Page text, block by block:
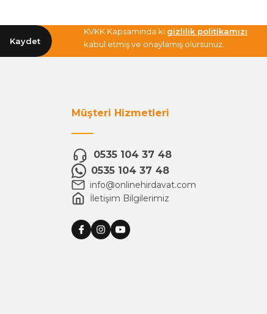
Kaydet
KVKK Kapsamında ki gizlilik politikamızı
kabul etmiş ve onaylamış olursunuz.
Müşteri Hizmetleri
0535 104 37 48
0535 104 37 48
info@onlinehirdavat.com
İletişim Bilgilerimiz